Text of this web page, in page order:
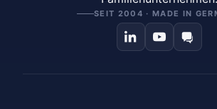
SEIT 2004 · MADE IN